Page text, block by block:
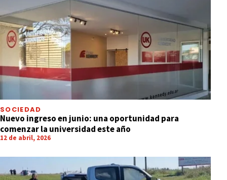
SOCIEDAD
Nuevo ingreso en junio: una oportunidad para
comenzar la universidad este año
12 de abril, 2026